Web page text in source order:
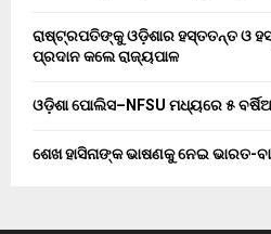
ରାଷ୍ଟ୍ରପତିଙ୍କୁ ଓଡ଼ିଶାର ହସ୍ତତନ୍ତ ଓ
ପ୍ରଦାନ କଲେ ରାଜ୍ୟପାଳ
ଓଡ଼ିଶା ପୋଲିସ–NFSU ମଧ୍ୟରେ ୫
ଶେଖ ହାସିନାଙ୍କ ଭାଷଣକୁ ନେଇ ଭାରତ-